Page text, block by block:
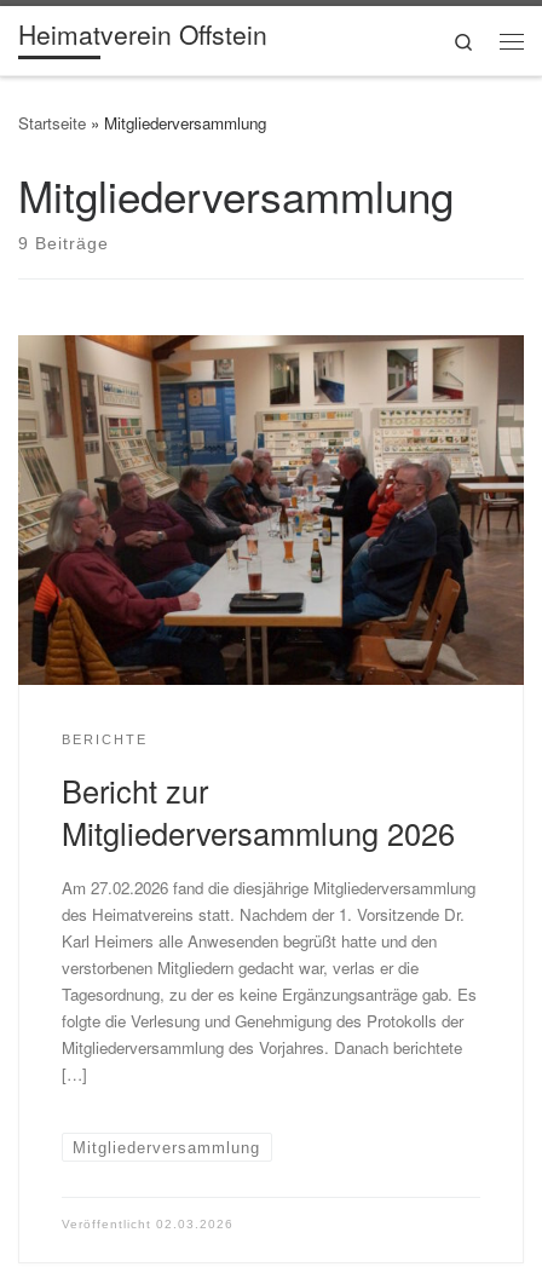
Zum Inhalt springen
Heimatverein Offstein
Search
Startseite » Mitgliederversammlung
Mitgliederversammlung
9 Beiträge
BERICHTE
Bericht zur
Mitgliederversammlung 2026
Am 27.02.2026 fand die diesjährige Mitgliederversammlung
des Heimatvereins statt. Nachdem der 1. Vorsitzende Dr.
Karl Heimers alle Anwesenden begrüßt hatte und den
verstorbenen Mitgliedern gedacht war, verlas er die
Tagesordnung, zu der es keine Ergänzungsanträge gab. Es
folgte die Verlesung und Genehmigung des Protokolls der
Mitgliederversammlung des Vorjahres. Danach berichtete
[…]
Mitgliederversammlung
Veröffentlicht 02.03.2026